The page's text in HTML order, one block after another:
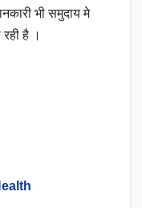
भी समुदाय मे
है ।